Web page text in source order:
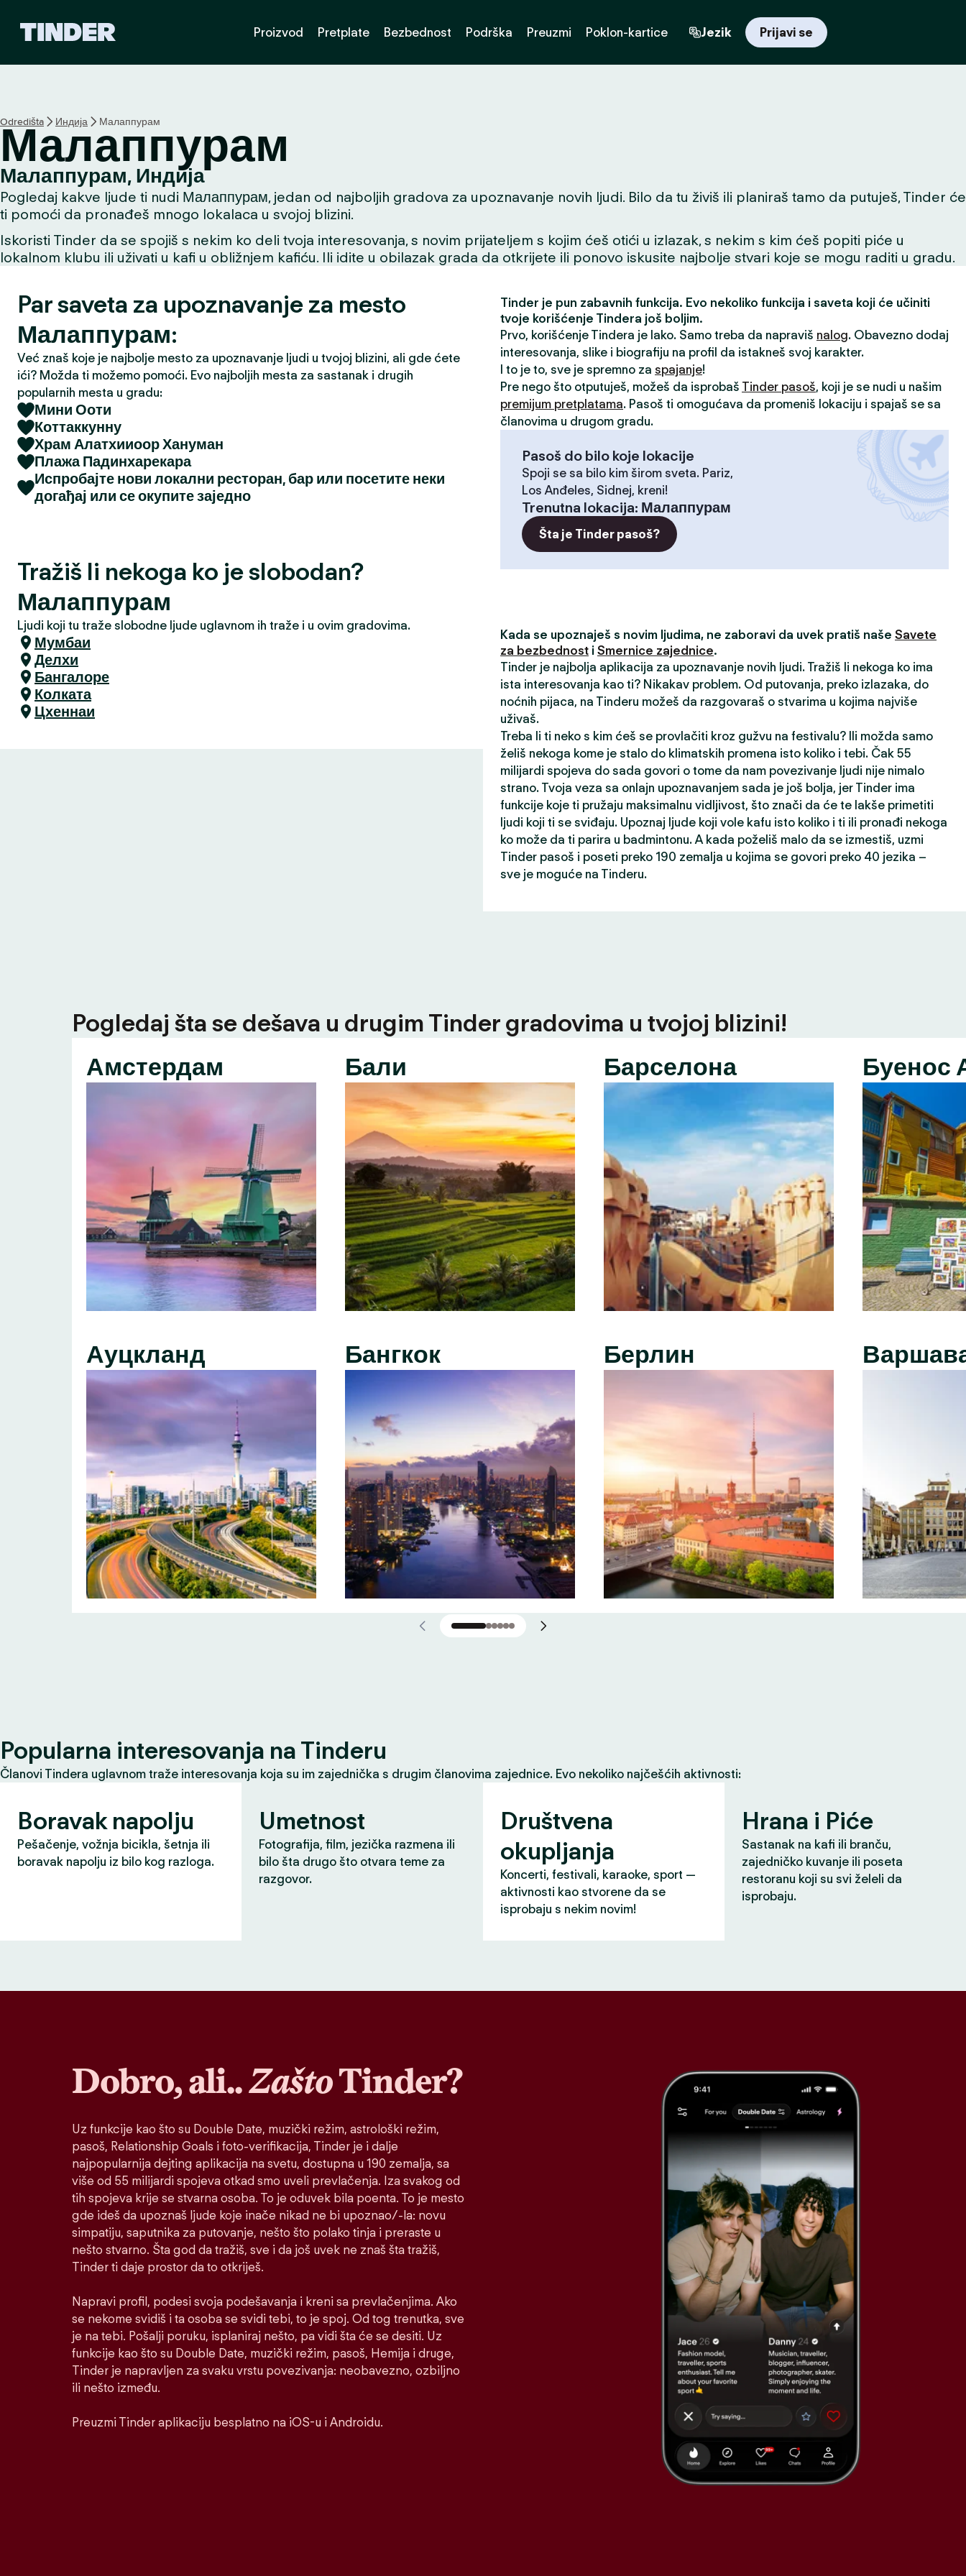
p
o
e
t
n
a
t
r
i
c
a
Proizvod Pretplate Bezbednost Podrška Preuzmi Poklon-kartice Jezik Prijavi se
Odredišta Индија Малаппурам
Малаппурам
Малаппурам, Индија
Pogledaj kakve ljude ti nudi Малаппурам, jedan od najboljih gradova za upoznavanje novih ljudi. Bilo da tu živiš ili planiraš tamo da putuješ, Tinder će
ti pomoći da pronađeš mnogo lokalaca u svojoj blizini.
Iskoristi Tinder da se spojiš s nekim ko deli tvoja interesovanja, s novim prijateljem s kojim ćeš otići u izlazak, s nekim s kim ćeš popiti piće u
lokalnom klubu ili uživati u kafi u obližnjem kafiću. Ili idite u obilazak grada da otkrijete ili ponovo iskusite najbolje stvari koje se mogu raditi u gradu.
Par saveta za upoznavanje za mesto
Малаппурам:
Već znaš koje je najbolje mesto za upoznavanje ljudi u tvojoj blizini, ali gde ćete
ići? Možda ti možemo pomoći. Evo najboljih mesta za sastanak i drugih
popularnih mesta u gradu:
Мини Ооти
Коттаккунну
Храм Алатхииоор Хануман
Плажа Падинхарекара
Испробајте нови локални ресторан, бар или посетите неки
догађај или се окупите заједно
Tražiš li nekoga ko je slobodan?
Малаппурам
Ljudi koji tu traže slobodne ljude uglavnom ih traže i u ovim gradovima.
Мумбаи
Делхи
Бангалоре
Колката
Цхеннаи
Tinder je pun zabavnih funkcija. Evo nekoliko funkcija i saveta koji će učiniti
tvoje korišćenje Tindera još boljim.
Prvo, korišćenje Tindera je lako. Samo treba da napraviš nalog. Obavezno dodaj
interesovanja, slike i biografiju na profil da istakneš svoj karakter.
I to je to, sve je spremno za spajanje!
Pre nego što otputuješ, možeš da isprobaš Tinder pasoš, koji je se nudi u našim
premijum pretplatama. Pasoš ti omogućava da promeniš lokaciju i spajaš se sa
članovima u drugom gradu.
Pasoš do bilo koje lokacije
Spoji se sa bilo kim širom sveta. Pariz,
Los Anđeles, Sidnej, kreni!
Trenutna lokacija: Малаппурам
Šta je Tinder pasoš?
Kada se upoznaješ s novim ljudima, ne zaboravi da uvek pratiš naše Savete
za bezbednost i Smernice zajednice.
Tinder je najbolja aplikacija za upoznavanje novih ljudi. Tražiš li nekoga ko ima
ista interesovanja kao ti? Nikakav problem. Od putovanja, preko izlazaka, do
noćnih pijaca, na Tinderu možeš da razgovaraš o stvarima u kojima najviše
uživaš.
Treba li ti neko s kim ćeš se provlačiti kroz gužvu na festivalu? Ili možda samo
želiš nekoga kome je stalo do klimatskih promena isto koliko i tebi. Čak 55
milijardi spojeva do sada govori o tome da nam povezivanje ljudi nije nimalo
strano. Tvoja veza sa onlajn upoznavanjem sada je još bolja, jer Tinder ima
funkcije koje ti pružaju maksimalnu vidljivost, što znači da će te lakše primetiti
ljudi koji ti se sviđaju. Upoznaj ljude koji vole kafu isto koliko i ti ili pronađi nekoga
ko može da ti parira u badmintonu. A kada poželiš malo da se izmestiš, uzmi
Tinder pasoš i poseti preko 190 zemalja u kojima se govori preko 40 jezika –
sve je moguće na Tinderu.
Pogledaj šta se dešava u drugim Tinder gradovima u tvojoj blizini!
Амстердам
Ауцкланд
Бали
Бангкок
Барселона
Берлин
Буенос
Popularna interesovanja na Tinderu
Članovi Tindera uglavnom traže interesovanja koja su im zajednička s drugim članovima zajednice. Evo nekoliko najčešćih aktivnosti:
Boravak napolju
Pešačenje, vožnja bicikla, šetnja ili
boravak napolju iz bilo kog razloga.
Umetnost
Fotografija, film, jezička razmena ili
bilo šta drugo što otvara teme za
razgovor.
Društvena
okupljanja
Koncerti, festivali, karaoke, sport —
aktivnosti kao stvorene da se
isprobaju s nekim novim!
Hrana i Piće
Sastanak na kafi ili branču,
zajedničko kuvanje ili poseta
restoranu koji su svi želeli da
isprobaju.
Dobro, ali..ZaštoTinder?
Uz funkcije kao što su Double Date, muzički režim, astrološki režim,
pasoš, Relationship Goals i foto-verifikacija, Tinder je i dalje
najpopularnija dejting aplikacija na svetu, dostupna u 190 zemalja, sa
više od 55 milijardi spojeva otkad smo uveli prevlačenja. Iza svakog od
tih spojeva krije se stvarna osoba. To je oduvek bila poenta. To je mesto
gde ideš da upoznaš ljude koje inače nikad ne bi upoznao/-la: novu
simpatiju, saputnika za putovanje, nešto što polako tinja i preraste u
nešto stvarno. Šta god da tražiš, sve i da još uvek ne znaš šta tražiš,
Tinder ti daje prostor da to otkriješ.
Napravi profil, podesi svoja podešavanja i kreni sa prevlačenjima. Ako
se nekome svidiš i ta osoba se svidi tebi, to je spoj. Od tog trenutka, sve
je na tebi. Pošalji poruku, isplaniraj nešto, pa vidi šta će se desiti. Uz
funkcije kao što su Double Date, muzički režim, pasoš, Hemija i druge,
Tinder je napravljen za svaku vrstu povezivanja: neobavezno, ozbiljno
ili nešto između.
Preuzmi Tinder aplikaciju besplatno na iOS-u i Androidu.